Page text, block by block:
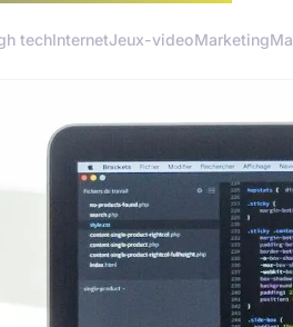
techInternetJeux-videoMarketing